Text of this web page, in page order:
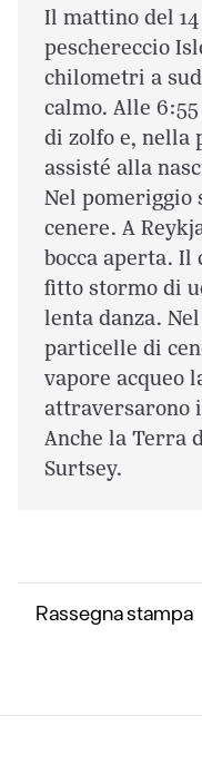
Il mattino del
peschereccio
chilometri a
calmo. Alle
di zolfo e, nella
assisté alla
Nel pomeriggio
cenere. A
bocca aperta. Il
fitto stormo di
lenta danza.
particelle di
vapore acqueo
attraversarono
Anche la Terra
Surtsey.
Rassegna stampa